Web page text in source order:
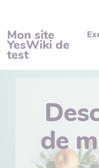
Aller au contenu
Mon site
YesWiki de
test
de